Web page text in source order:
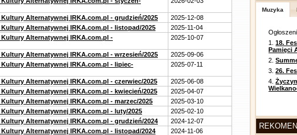
Alternatywnej IRKA.com.pl - grudzień/2025
2025-12-08
Alternatywnej IRKA.com.pl - listopad/2025
2025-11-04
Alternatywnej IRKA.com.pl -
2025-10-07
Alternatywnej IRKA.com.pl - wrzesień/2025
2025-09-06
Alternatywnej IRKA.com.pl - lipiec-
2025-07-11
Alternatywnej IRKA.com.pl - czerwiec/2025
2025-06-08
Alternatywnej IRKA.com.pl - kwiecień/2025
2025-04-07
Alternatywnej IRKA.com.pl - marzec/2025
2025-03-10
Alternatywnej IRKA.com.pl - luty/2025
2025-02-10
Alternatywnej IRKA.com.pl - grudzień/2024
2024-12-07
Alternatywnej IRKA.com.pl - listopad/2024
2024-11-06
Muzyka
1.18.
Pamięci
2.
3.26.
4.